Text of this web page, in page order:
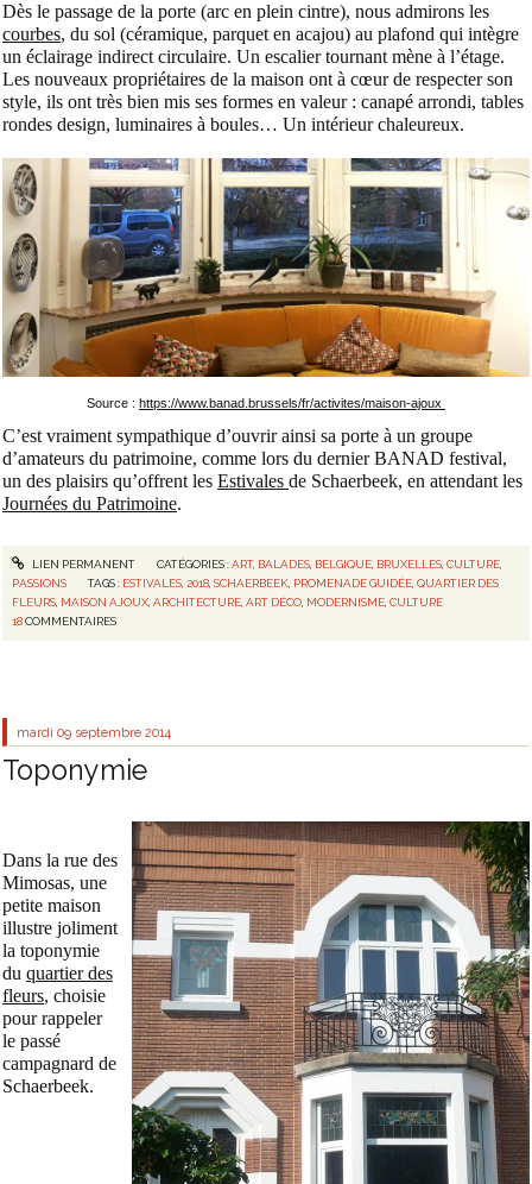
Dès le passage de la porte (arc en plein cintre), nous admirons les
courbes, du sol (céramique, parquet en acajou) au plafond qui intègre
un éclairage indirect circulaire. Un escalier tournant mène à l’étage.
Les nouveaux propriétaires de la maison ont à cœur de respecter son
style, ils ont très bien mis ses formes en valeur : canapé arrondi, tables
rondes design, luminaires à boules… Un intérieur chaleureux.
Source : https://www.banad.brussels/fr/activites/maison-ajoux
C’est vraiment sympathique d’ouvrir ainsi sa porte à un groupe
d’amateurs du patrimoine, comme lors du dernier BANAD festival,
un des plaisirs qu’offrent les Estivales de Schaerbeek, en attendant les
Journées du Patrimoine.
LIEN PERMANENT CATÉGORIES :ART, BALADES, BELGIQUE, BRUXELLES, CULTURE,
PASSIONS
TAGS : ESTIVALES 2018 ,SCHAERBEEK PROMENADE GUIDÉE ,QUARTIER DES
FLEURS MAISON AJOUX ,ARCHITECTURE ,ART DÉCO MODERNISME ,CULTURE
18COMMENTAIRES
mardi 09 septembre 2014
Toponymie
Dans la rue des
Mimosas, une
petite maison
illustre joliment
la toponymie
du quartier des
fleurs, choisie
pour rappeler
le passé
campagnard de
Schaerbeek.